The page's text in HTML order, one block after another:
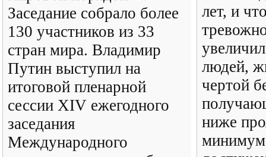
Заседание собрало более
130 участников из 33
стран мира. Владимир
Путин выступил на
итоговой пленарной
сессии XIV ежегодного
заседания
Международного
лет, и
людей,
чертой
ниже